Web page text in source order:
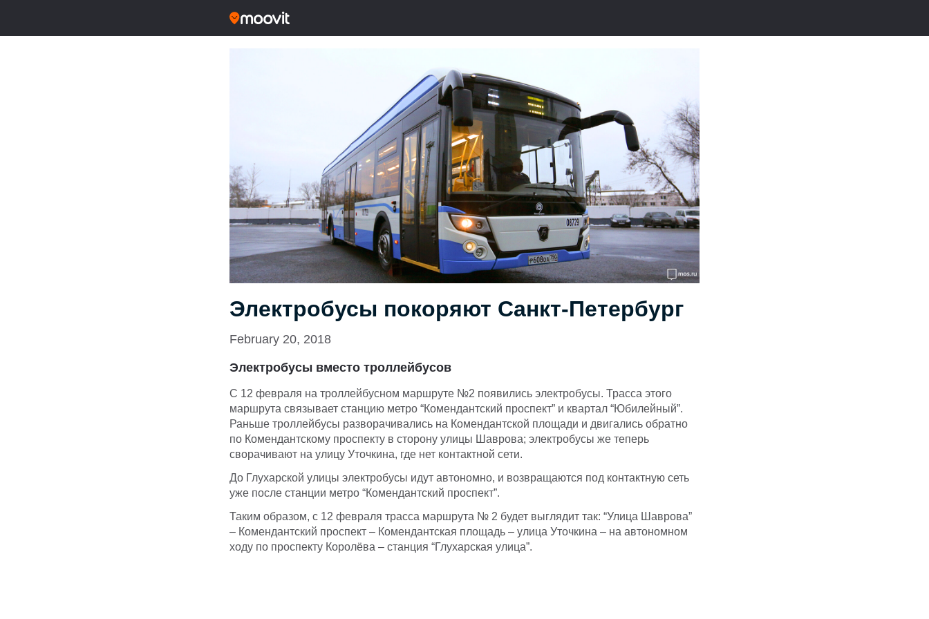
Электробусы покоряют Санкт-Петербург
February 20, 2018
Электробусы вместо троллейбусов
С 12 февраля на троллейбусном маршруте №2 появились электробусы. Трасса этого
маршрута связывает станцию метро “Комендантский проспект” и квартал “Юбилейный”.
Раньше троллейбусы разворачивались на Комендантской площади и двигались обратно
по Комендантскому проспекту в сторону улицы Шаврова; электробусы же теперь
сворачивают на улицу Уточкина, где нет контактной сети.
До Глухарской улицы электробусы идут автономно, и возвращаются под контактную сеть
уже после станции метро “Комендантский проспект”.
Таким образом, с 12 февраля трасса маршрута № 2 будет выглядит так: “Улица Шаврова”
– Комендантский проспект – Комендантская площадь – улица Уточкина – на автономном
ходу по проспекту Королёва – станция “Глухарская улица”.